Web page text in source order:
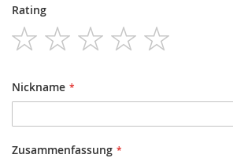
Rating
1
star
2
stars
3
stars
4
stars
Nickname
Zusammenfassung